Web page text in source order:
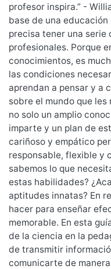
profesor inspira.” -
base de una
precisa tener una serie
profesionales. Porque
conocimientos, es
las condiciones
aprendan a pensar y a
sobre el mundo que
no solo un amplio
imparte y un plan de
cariñoso y empático
responsable, flexible y
sabemos lo que
estas habilidades?
aptitudes innatas? En
hacer para enseñar
memorable. En esta
de la ciencia en la
de transmitir
comunicarte de